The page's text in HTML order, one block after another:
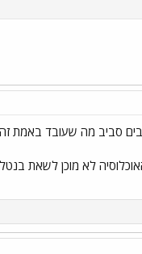
סביב מה שעובד באמת זה
הכוח יש מחיר - המילואימניקים נשחקים נקראים שוב ושוב להלחם